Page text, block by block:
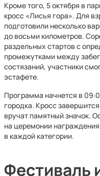
Кроме того, 5 октября в
кросс «Лисья гора». Для
подготовили несколько
до восьми километров.
раздельных стартов с
промежутками между
состязаний, участники
эстафете.
Программа начнется в
городка. Кросс
вручат памятный значок.
на церемонии
в каждой категории.
Фестиваль